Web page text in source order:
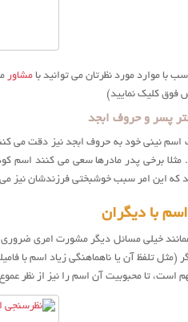
با موارد مورد نظرتان می توانید با مشاور
فوق کلیک نمایید)
پسر و حروف ابجد
اسم نینی خود به حروف ابجد نیز دقت
برخی پدر مادرها سعی می کنند اسم
که این امر سبب خوشبختی فرزندشان نیز
با دیگران
خیلی مسائل دیگر مشورت امری
(مثل تلفظ آن یا ناهماهنگی زیاد اسم
است، تا محبوبیت آن اسم را نیز از نظر